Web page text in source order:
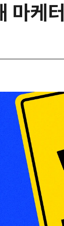
마케